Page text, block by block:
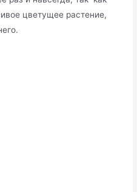
цветущее растение,